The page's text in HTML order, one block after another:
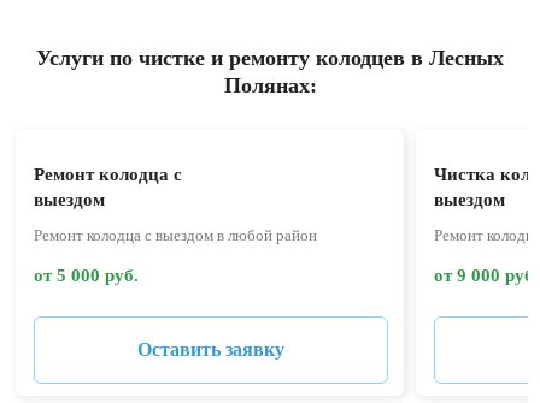
Услуги по чистке и ремонту колодцев в Лесных
Полянах:
Ремонт колодца с
выездом
Ремонт колодца с выездом в любой район
от 5 000 руб.
Оставить заявку
Чистка
выездом
Ремонт
от 9 000 руб.